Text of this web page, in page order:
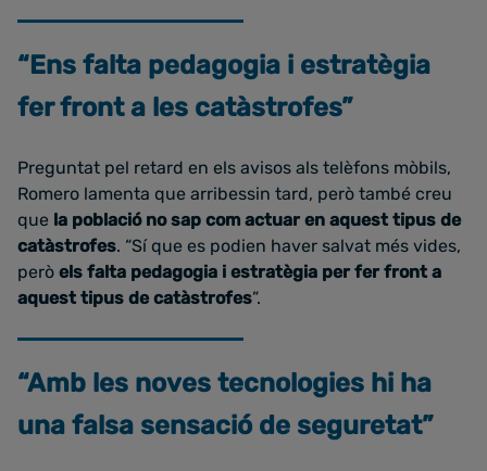
“Ens falta pedagogia i estratègia
fer front a les catàstrofes”
Preguntat pel retard en els avisos als telèfons mòbils,
Romero lamenta que arribessin tard, però també creu
que la població no sap com actuar en aquest tipus de
catàstrofes. “Sí que es podien haver salvat més vides,
però els falta pedagogia i estratègia per fer front a
aquest tipus de catàstrofes”.
“Amb les noves tecnologies hi ha
una falsa sensació de seguretat”